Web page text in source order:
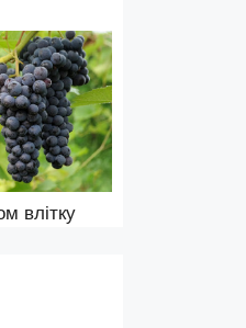
влітку